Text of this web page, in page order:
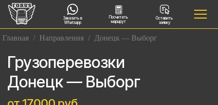
Заказать в
Whatsapp
Посчитать
маршрут
Оставить
заявку
Главная / Направления / Донецк — Выборг
Грузоперевозки
Донецк — Выборг